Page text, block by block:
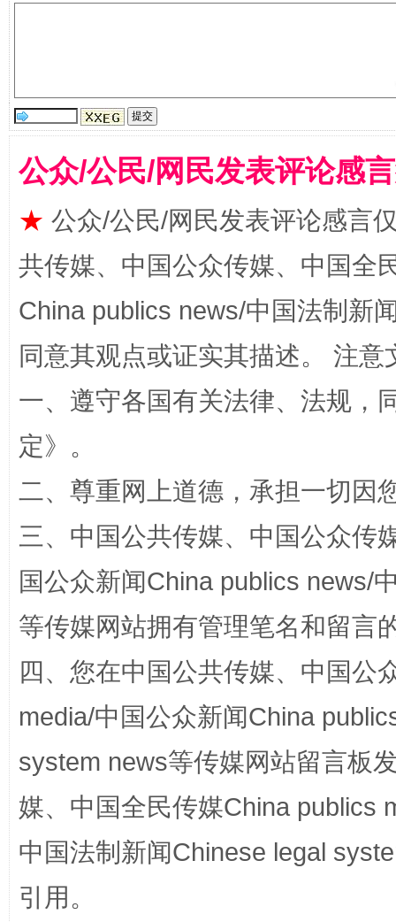
全民健身五年计划来了！等你上场
阿坝州三大球赛在茂县开幕 规模
公众/公民/网民发表评论感
★ 公众/公民/网民发表评论感言
共传媒、中国公众传媒、中国全
China publics news/中国法制新
同意其观点或证实其描述。 注
一、遵守各国有关法律、法规，
定》。
二、尊重网上道德，承担一切因
三、中国公共传媒、中国公众传
国公众新闻China publics news/
等传媒网站拥有管理笔名和留言
四、您在中国公共传媒、中国公
media/中国公众新闻China
system news等传媒网站留言板
媒、中国全民传媒China publics
中国法制新闻Chinese legal
引用。